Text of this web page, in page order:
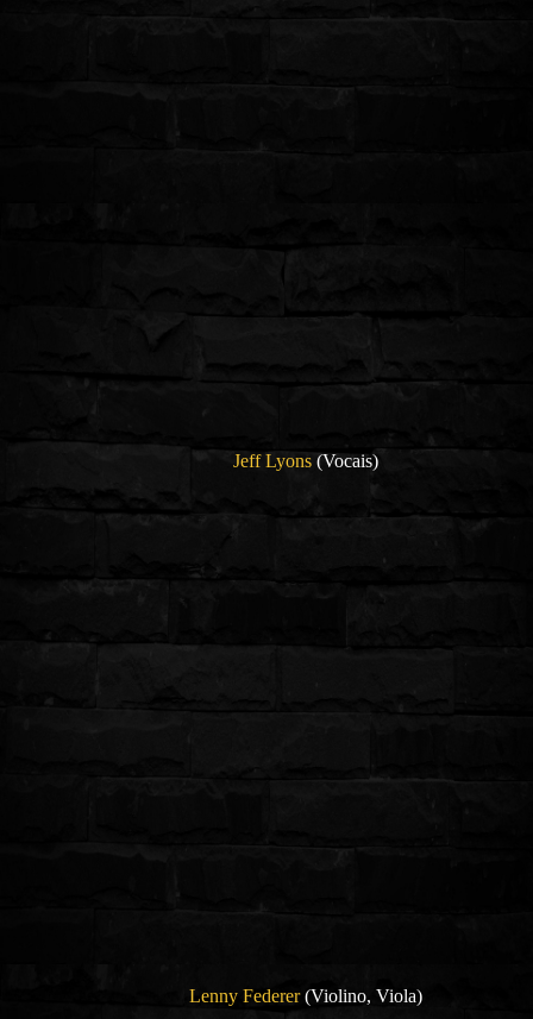
Jeff Lyons (Vocais)
Lenny Federer (Violino, Viola)